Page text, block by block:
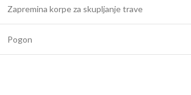
Zapremina korpe za skupljanje trave
Pogon